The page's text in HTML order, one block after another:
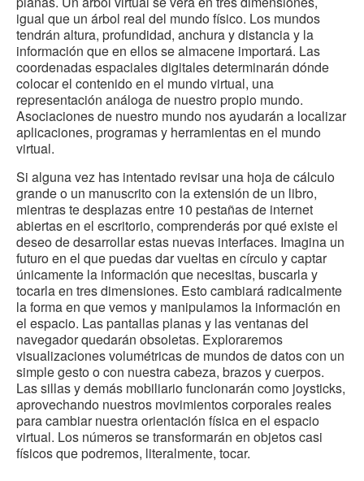
igual que un árbol real del mundo físico. Los mundos
tendrán altura, profundidad, anchura y distancia y la
información que en ellos se almacene importará. Las
coordenadas espaciales digitales determinarán dónde
colocar el contenido en el mundo virtual, una
representación análoga de nuestro propio mundo.
Asociaciones de nuestro mundo nos ayudarán a localizar
aplicaciones, programas y herramientas en el mundo
virtual.
Si alguna vez has intentado revisar una hoja de cálculo
grande o un manuscrito con la extensión de un libro,
mientras te desplazas entre 10 pestañas de internet
abiertas en el escritorio, comprenderás por qué existe el
deseo de desarrollar estas nuevas interfaces. Imagina un
futuro en el que puedas dar vueltas en círculo y captar
únicamente la información que necesitas, buscarla y
tocarla en tres dimensiones. Esto cambiará radicalmente
la forma en que vemos y manipulamos la información en
el espacio. Las pantallas planas y las ventanas del
navegador quedarán obsoletas. Exploraremos
visualizaciones volumétricas de mundos de datos con un
simple gesto o con nuestra cabeza, brazos y cuerpos.
Las sillas y demás mobiliario funcionarán como joysticks,
aprovechando nuestros movimientos corporales reales
para cambiar nuestra orientación física en el espacio
virtual. Los números se transformarán en objetos casi
físicos que podremos, literalmente, tocar.